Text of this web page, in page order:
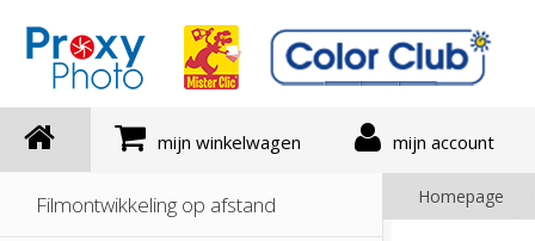
mijn winkelwagen mijn account
Filmontwikkeling op afstand Homepage